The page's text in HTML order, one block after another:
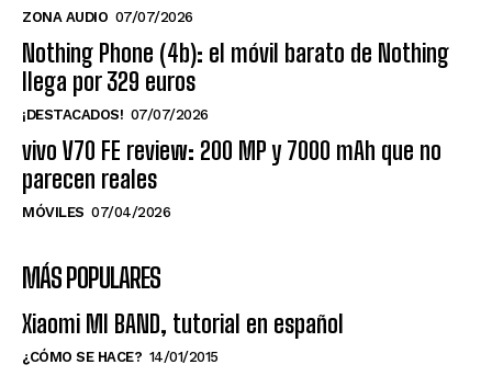
ZONA AUDIO 07/07/2026
Nothing Phone (4b): el móvil barato de Nothing
llega por 329 euros
¡DESTACADOS! 07/07/2026
vivo V70 FE review: 200 MP y 7000 mAh que no
parecen reales
MÓVILES 07/04/2026
MÁS POPULARES
Xiaomi MI BAND, tutorial en español
¿CÓMO SE HACE? 14/01/2015